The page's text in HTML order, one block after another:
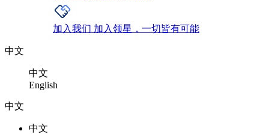
加入我们 加入领星，一切皆有可能
中文
中文
English
中文
中文